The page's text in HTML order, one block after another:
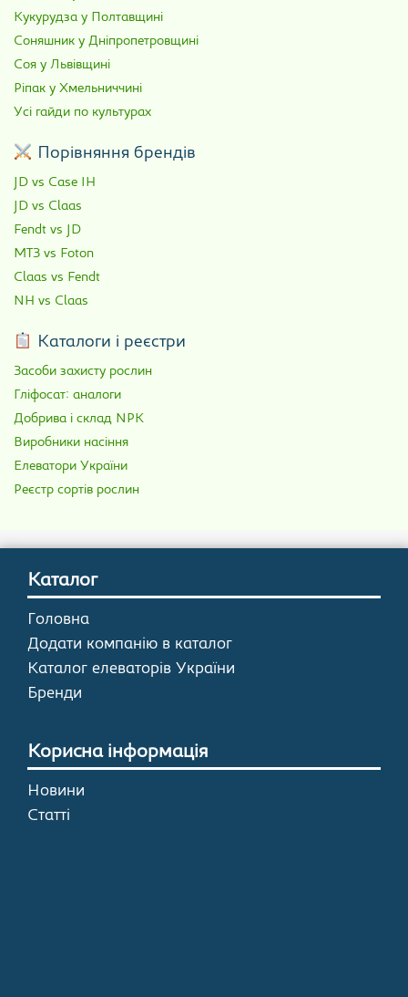
Кукурудза у Полтавщині
Соняшник у Дніпропетровщині
Соя у Львівщині
Ріпак у Хмельниччині
Усі гайди по культурах
Порівняння брендів
JD vs Case IH
JD vs Claas
Fendt vs JD
МТЗ vs Foton
Claas vs Fendt
NH vs Claas
Каталоги і реєстри
Засоби захисту рослин
Гліфосат: аналоги
Добрива і склад NPK
Виробники насіння
Елеватори України
Реєстр сортів рослин
Каталог
Головна
Додати компанію в каталог
Каталог елеваторів України
Бренди
Корисна інформація
Новини
Статті